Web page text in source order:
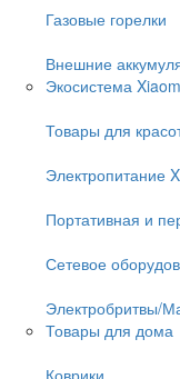
Газовые горелки
Внешние
Экосистема
Товары для
Электропитание
Портативная и
Сетевое
Электробритвы/
Товары для дома
Коврики